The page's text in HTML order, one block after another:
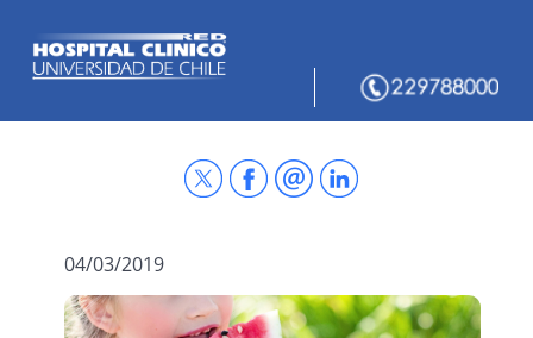
04/03/2019